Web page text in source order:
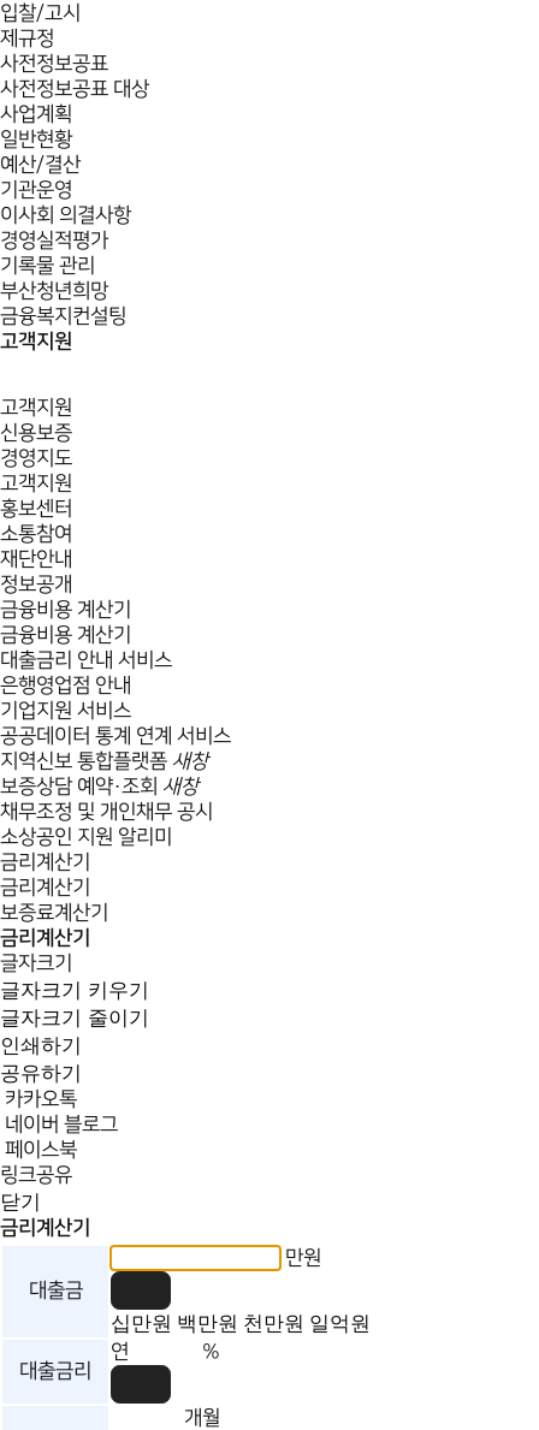
입찰/고시
제규정
사전정보공표
사전정보공표 대상
사업계획
일반현황
예산/결산
기관운영
이사회 의결사항
경영실적평가
기록물 관리
부산청년희망
금융복지컨설팅
고객지원
고객지원
신용보증
경영지도
고객지원
홍보센터
소통참여
재단안내
정보공개
금융비용 계산기
금융비용 계산기
대출금리 안내 서비스
은행영업점 안내
기업지원 서비스
공공데이터 통계 연계 서비스
지역신보 통합플랫폼 새창
보증상담 예약·조회 새창
채무조정 및 개인채무 공시
소상공인 지원 알리미
금리계산기
금리계산기
보증료계산기
금리계산기
글자크기
글자크기 키우기
글자크기 줄이기
인쇄하기
공유하기
카카오톡
네이버 블로그
페이스북
링크공유
닫기
금리계산기
대출금
만원
십만원 백만원 천만원 일억원
대출금리
연 %
개월